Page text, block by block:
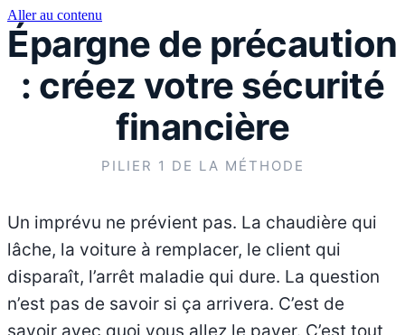
Aller au contenu
Épargne de précaution
: créez votre sécurité
financière
PILIER 1 DE LA MÉTHODE
Un imprévu ne prévient pas. La chaudière qui
lâche, la voiture à remplacer, le client qui
disparaît, l’arrêt maladie qui dure. La question
n’est pas de savoir si ça arrivera. C’est de